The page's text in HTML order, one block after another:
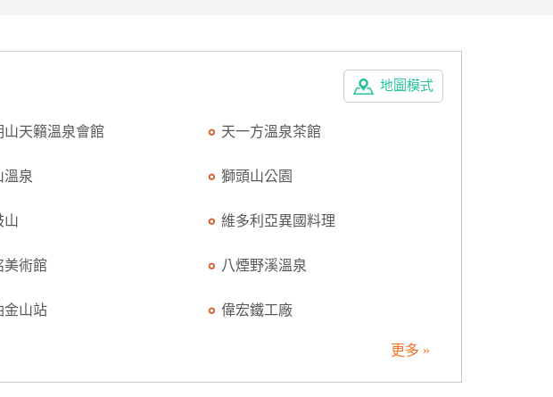
地圖模式
山天籟溫泉會館 天一方溫泉茶館
溫泉 獅頭山公園
山 維多利亞異國料理
美術館 八煙野溪溫泉
金山站 偉宏鐵工廠
更多 »